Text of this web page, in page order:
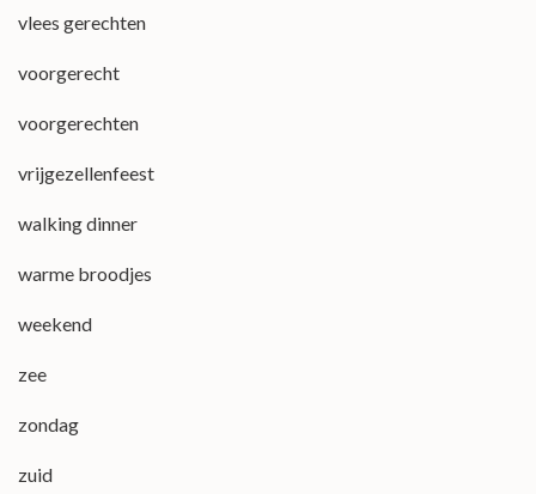
vlees gerechten
voorgerecht
voorgerechten
vrijgezellenfeest
walking dinner
warme broodjes
weekend
zee
zondag
zuid